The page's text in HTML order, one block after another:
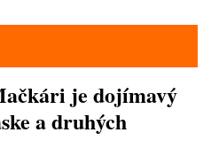
je dojímavý
a druhých